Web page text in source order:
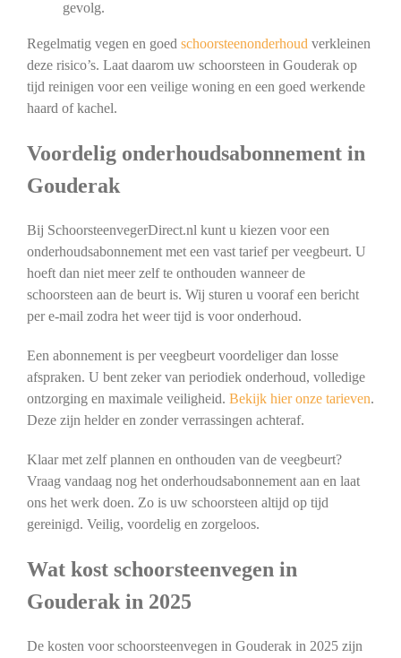
gevolg.
Regelmatig vegen en goed schoorsteenonderhoud verkleinen
deze risico’s. Laat daarom uw schoorsteen in Gouderak op
tijd reinigen voor een veilige woning en een goed werkende
haard of kachel.
Voordelig onderhoudsabonnement in
Gouderak
Bij SchoorsteenvegerDirect.nl kunt u kiezen voor een
onderhoudsabonnement met een vast tarief per veegbeurt. U
hoeft dan niet meer zelf te onthouden wanneer de
schoorsteen aan de beurt is. Wij sturen u vooraf een bericht
per e-mail zodra het weer tijd is voor onderhoud.
Een abonnement is per veegbeurt voordeliger dan losse
afspraken. U bent zeker van periodiek onderhoud, volledige
ontzorging en maximale veiligheid. Bekijk hier onze tarieven.
Deze zijn helder en zonder verrassingen achteraf.
Klaar met zelf plannen en onthouden van de veegbeurt?
Vraag vandaag nog het onderhoudsabonnement aan en laat
ons het werk doen. Zo is uw schoorsteen altijd op tijd
gereinigd. Veilig, voordelig en zorgeloos.
Wat kost schoorsteenvegen in
Gouderak in 2025
De kosten voor schoorsteenvegen in Gouderak in 2025 zijn